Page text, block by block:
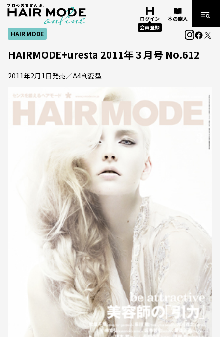
ログイン
会員登録
本の購入
HAIR MODE
HAIRMODE+uresta 2011年３月号 No.612
2011年2月1日発売／A4判変型